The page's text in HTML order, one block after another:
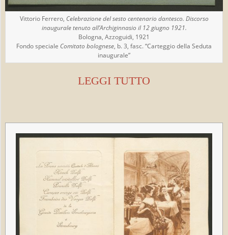
Vittorio Ferrero, Celebrazione del sesto centenario dantesco. Discorso
inaugurale tenuto all’Archiginnasio il 12 giugno 1921.
Bologna, Azzoguidi, 1921
Fondo speciale Comitato bolognese, b. 3, fasc. “Carteggio della Seduta
inaugurale”
LEGGI TUTTO